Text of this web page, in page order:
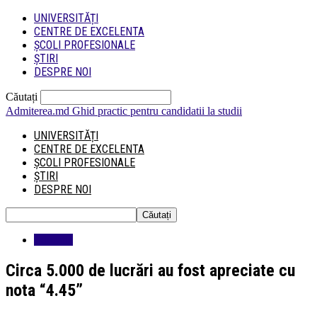
UNIVERSITĂȚI
CENTRE DE EXCELENTA
ȘCOLI PROFESIONALE
ȘTIRI
DESPRE NOI
Căutați
Admiterea.md Ghid practic pentru candidatii la studii
UNIVERSITĂȚI
CENTRE DE EXCELENTA
ȘCOLI PROFESIONALE
ȘTIRI
DESPRE NOI
Circa 5.000 de lucrări au fost apreciate cu
nota “4.45”